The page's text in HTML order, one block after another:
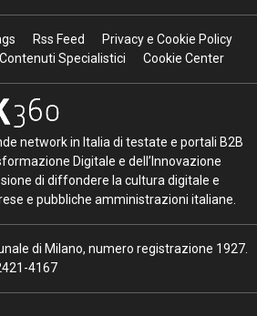
Rss Feed
Privacy e Cookie Policy
Specialistici
Cookie Center
network in Italia di testate e portali B2B
Digitale e dell’Innovazione
di diffondere la cultura digitale e
e pubbliche amministrazioni italiane.
di Milano, numero registrazione 1927.
4167